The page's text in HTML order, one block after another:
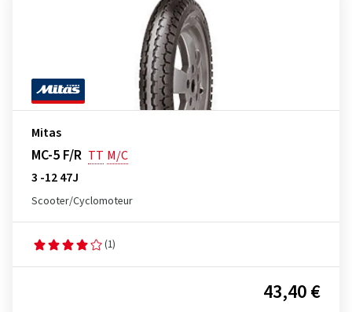
Mitas
MC-5 F/R TT M/C
3 -12 47J
Scooter/Cyclomoteur
(1)
43,40 €